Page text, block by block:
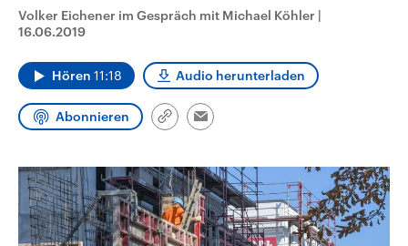
und Hintergründe zu den Parteien
und Kandidaten der anstehenden
Wahl.
Sendungen Programm Podcasts
Volker Eichener im Gespräch mit Michael Köhler |
16.06.2019
Hören 11:18 Audio herunterladen
Abonnieren
Link
Email